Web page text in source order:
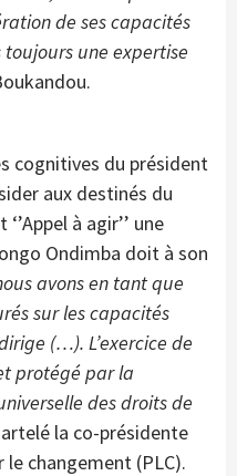
de ses capacités
une expertise
cognitives du président
aux destinés du
à agir’’ une
Ondimba doit à son
avons en tant que
sur les capacités
(…). L’exercice de
protégé par la
des droits de
la co-présidente
changement (PLC).